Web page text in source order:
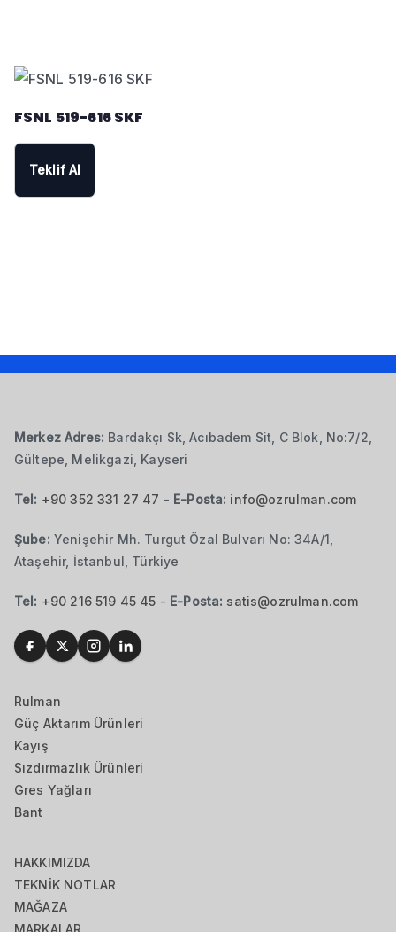
FSNL 519-616 SKF
Teklif Al
Merkez Adres: Bardakçı Sk, Acıbadem Sit, C Blok, No:7/2,
Gültepe, Melikgazi, Kayseri
Tel: +90 352 331 27 47 - E-Posta: info@ozrulman.com
Şube: Yenişehir Mh. Turgut Özal Bulvarı No: 34A/1,
Ataşehir, İstanbul, Türkiye
Tel: +90 216 519 45 45 - E-Posta: satis@ozrulman.com
Rulman
Güç Aktarım Ürünleri
Kayış
Sızdırmazlık Ürünleri
Gres Yağları
Bant
HAKKIMIZDA
TEKNİK NOTLAR
MAĞAZA
MARKALAR